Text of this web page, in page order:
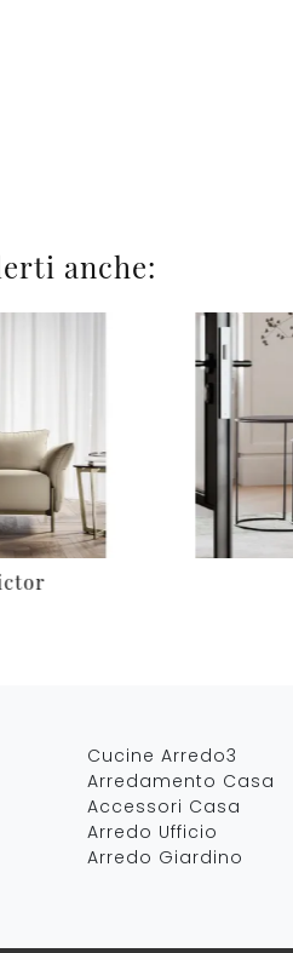
anche:
Cucine Arredo3
Arredamento Casa
Accessori Casa
Arredo Ufficio
Arredo Giardino